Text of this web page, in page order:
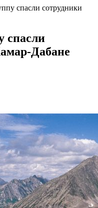
спасли сотрудники
спасли
Дабане